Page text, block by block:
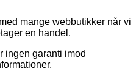
mange webbutikker når vi
en handel.
ingen garanti imod